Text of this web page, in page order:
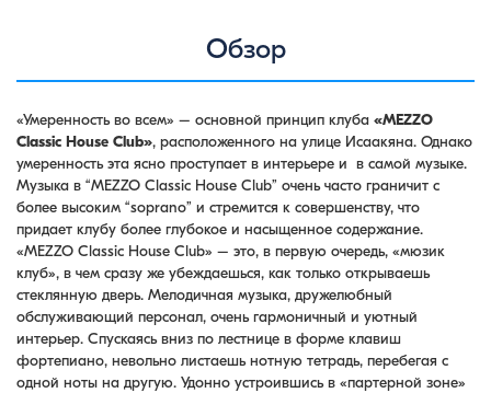
Обзор
«Умеренность во всем» – основной принцип клуба «MEZZO
Classic House Club», расположенного на улице Исаакяна. Однако
умеренность эта ясно проступает в интерьере и в самой музыке.
Музыка в “MEZZO Classic House Club” очень часто граничит с
более высоким “soprano” и стремится к совершенству, что
придает клубу более глубокое и насыщенное содержание.
«MEZZO Classic House Club» – это, в первую очередь, «мюзик
клуб», в чем сразу же убеждаешься, как только открываешь
стеклянную дверь. Мелодичная музыка, дружелюбный
обслуживающий персонал, очень гармоничный и уютный
интерьер. Спускаясь вниз по лестнице в форме клавиш
фортепиано, невольно листаешь нотную тетрадь, перебегая с
одной ноты на другую. Удонно устроившись в «партерной зоне»